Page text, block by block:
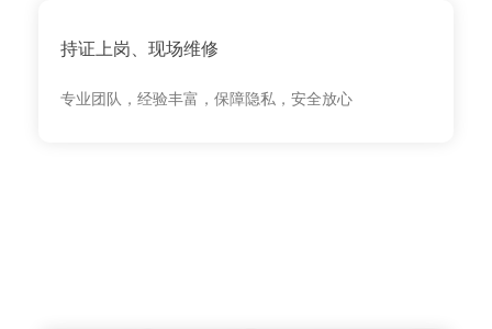
持证上岗、现场维修
专业团队，经验丰富，保障隐私，安全放心